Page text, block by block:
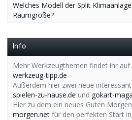
Welches Modell der Split
Raumgröße?
Info
Mehr Werkzeugthemen findet ihr auf
werkzeug-tipp.de
Außerdem hier zwei neue
spielen-zu-hause.de und gokart-
Hier zu dem ein neues Guten
morgen.net für den perfekten Start